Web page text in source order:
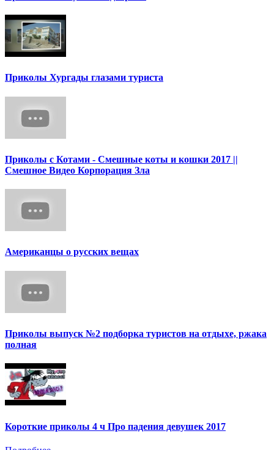
Приколы Хургады глазами туриста
Приколы с Котами - Смешные коты и кошки 2017 ||
Смешное Видео Корпорация Зла
Американцы о русских вещах
Приколы выпуск №2 подборка туристов на отдыхе, ржака
полная
Короткие приколы 4 ч Про падения девушек 2017